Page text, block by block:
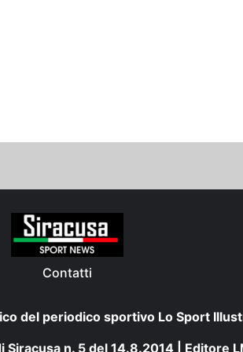
Contatti
del periodico sportivo Lo Sport
Siracusa n. 5 del 14.8.2014 | Editore